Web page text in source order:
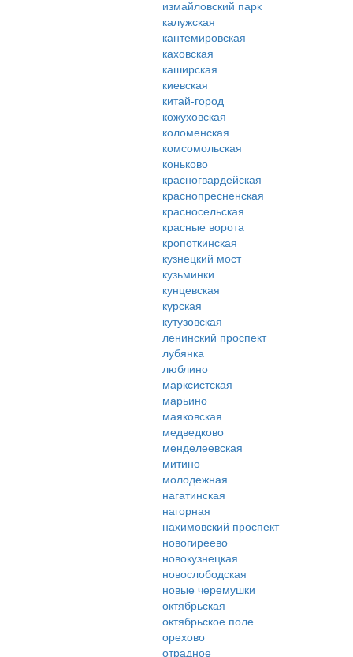
измайловский парк
калужская
кантемировская
каховская
каширская
киевская
китай-город
кожуховская
коломенская
комсомольская
коньково
красногвардейская
краснопресненская
красносельская
красные ворота
кропоткинская
кузнецкий мост
кузьминки
кунцевская
курская
кутузовская
ленинский проспект
лубянка
люблино
марксистская
марьино
маяковская
медведково
менделеевская
митино
молодежная
нагатинская
нагорная
нахимовский проспект
новогиреево
новокузнецкая
новослободская
новые черемушки
октябрьская
октябрьское поле
орехово
отрадное